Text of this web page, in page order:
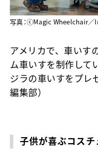
写真：ⓒMagic Wheelchair／
アメリカで、車いす
ム車いすを制作して
ジラの車いすをプレ
編集部）
子供が喜ぶコスチ